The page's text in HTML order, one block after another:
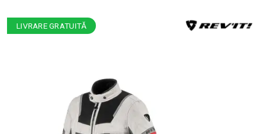
LIVRARE GRATUITĂ